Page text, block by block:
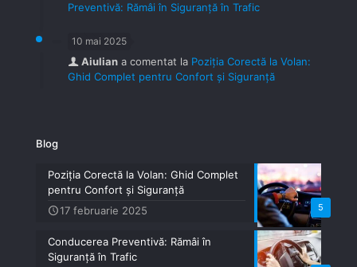
Preventivă: Rămâi în Siguranță în Trafic
10 mai 2025
Aiulian a comentat la Poziția Corectă la Volan:
Ghid Complet pentru Confort și Siguranță
Blog
5
Poziția Corectă la Volan: Ghid Complet
pentru Confort și Siguranță
17 februarie 2025
Conducerea Preventivă: Rămâi în
Siguranță în Trafic